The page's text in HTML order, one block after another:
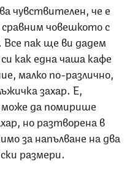
чувствителен, че е
човешкото с
пак ще ви дадем
как една чаша кафе
малко по-различно,
захар. Е,
да помирише
но разтворена в
за напълване на два
размери.